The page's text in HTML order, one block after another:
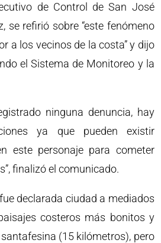
de Control de San José
se refirió sobre “este fenómeno
a los vecinos de la costa” y dijo
el Sistema de Monitoreo y la
ninguna denuncia, hay
ya que pueden existir
este personaje para cometer
finalizó el comunicado.
declarada ciudad a mediados
costeros más bonitos y
(15 kilómetros), pero